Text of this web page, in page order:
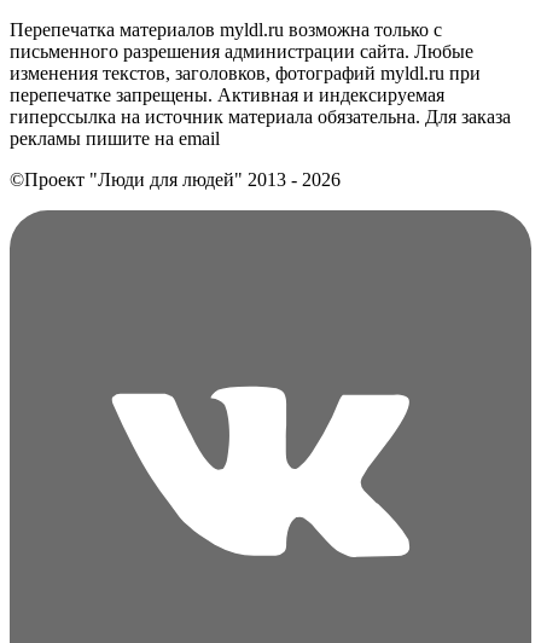
Перепечатка материалов myldl.ru возможна только с
письменного разрешения администрации сайта. Любые
изменения текстов, заголовков, фотографий myldl.ru при
перепечатке запрещены. Активная и индексируемая
гиперссылка на источник материала обязательна. Для заказа
рекламы пишите на еmail
©Проект "Люди для людей" 2013 - 2026